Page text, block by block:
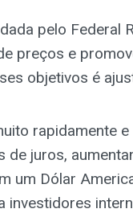
pelo Federal
preços e
objetivos é
rapidamente
de juros,
um Dólar
investidores